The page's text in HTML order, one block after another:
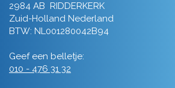
2984 AB RIDDERKERK
Zuid-Holland Nederland
BTW: NL001280042B94
Geef een belletje:
010 - 476 31 32